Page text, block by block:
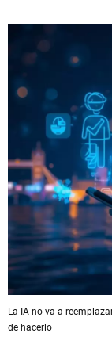
La IA no va a
de hacerlo